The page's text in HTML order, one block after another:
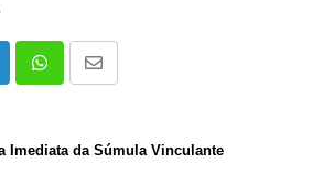
WhatsappShare
Email
Imediata da Súmula Vinculante